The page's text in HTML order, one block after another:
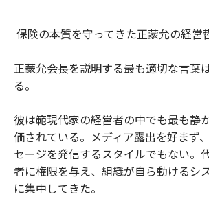
保険の本質を守ってきた正蒙允の経営
正蒙允会長を説明する最も適切な言葉
る。
彼は範現代家の経営者の中でも最も静
価されている。メディア露出を好まず
セージを発信するスタイルでもない。
者に権限を与え、組織が自ら動けるシ
に集中してきた。